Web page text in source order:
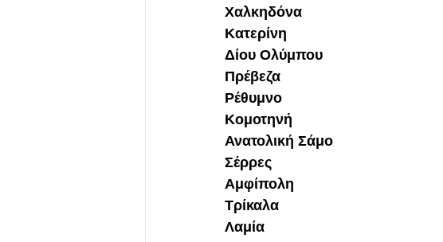
Χαλκηδόνα
Κατερίνη
Δίου Ολύμπου
Πρέβεζα
Ρέθυμνο
Κομοτηνή
Ανατολική Σάμο
Σέρρες
Αμφίπολη
Τρίκαλα
Λαμία